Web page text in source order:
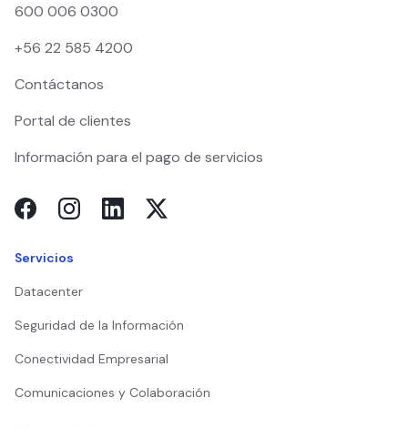
600 006 0300
+56 22 585 4200
Contáctanos
Portal de clientes
Información para el pago de servicios
Servicios
Datacenter
Seguridad de la Información
Conectividad Empresarial
Comunicaciones y Colaboración